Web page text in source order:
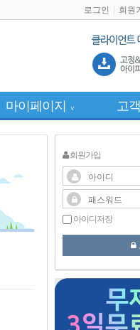
로그인 회원
마이페이지 ∨ 고
회원가입
아이디저장